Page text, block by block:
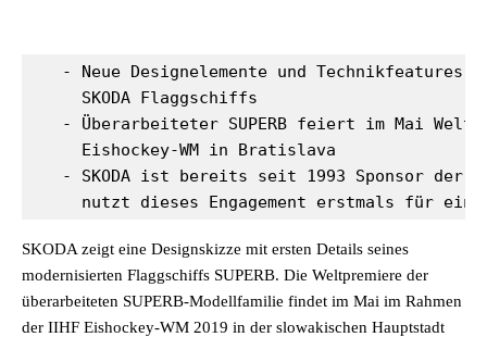
- Neue Designelemente und Technikfeatures
     SKODA Flaggschiffs
- Überarbeiteter SUPERB feiert im Mai
     Eishockey-WM in Bratislava
- SKODA ist bereits seit 1993 Sponsor der
nutzt dieses Engagement erstmals für
SKODA zeigt eine Designskizze mit ersten Details seines
modernisierten Flaggschiffs SUPERB. Die Weltpremiere der
überarbeiteten SUPERB-Modellfamilie findet im Mai im Rahmen
der IIHF Eishockey-WM 2019 in der slowakischen Hauptstadt